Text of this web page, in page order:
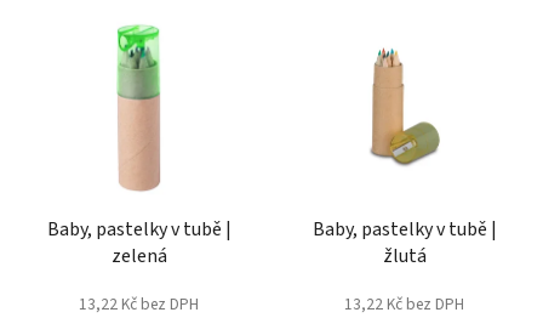
Baby, pastelky v tubě |
zelená
13,22 Kč bez DPH
Baby, pastelky v tubě |
žlutá
13,22 Kč bez DPH